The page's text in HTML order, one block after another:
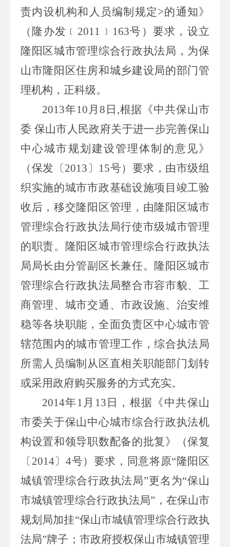
责内设机构和人员编制规定>的通知》
（隆办发﹝ 2011 ﹞ 163号）要求，设立
隆阳区城市管理综合行政执法局，为保
山市隆阳区住房和城乡建设局的部门管
理机构，正科级。
2013年10 月 8 日 ,根据《中共保山市
委 保山市人民政府关于进一步完善保山
中心城市规划建设管理体制的意见》
（保发〔2013 〕 15号）要求，由市级组
织实施的城市市政基础设施项目竣工验
收后，移交隆阳区管理，由隆阳区城市
管理综合行政执法局行使市级城市管理
的职责。隆阳区城市管理综合行政执法
局局长由分管副区长兼任。隆阳区城市
管理综合行政执法局整合市容市貌、工
商管理、城市交通、市政设施、治安维
稳等各块职能，全面负责区中心城市管
辖范围内的城市管理工作，综合执法局
所需人员编制从区直相关职能部门划转
或采用政府购买服务的方式充实。
2014年 1 月 13 日，根据《中共保山
市委关于保山中心城市综合行政执法机
构设置和领导职数配备的批复》（保复
〔 2014〕 4号）要求，同意将原“隆阳区
城镇管理综合行政执法局”更名为“保山
市城镇管理综合行政执法局”，在保山市
规划局加挂“保山市城镇管理综合行政执
法局”牌子；市政府授权保山市城镇管理